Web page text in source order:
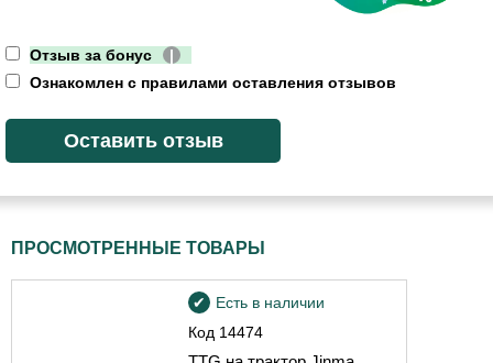
Отзыв за бонус
|
Ознакомлен с правилами оставления отзывов
ПРОСМОТРЕННЫЕ ТОВАРЫ
Код 14474
Есть в наличии